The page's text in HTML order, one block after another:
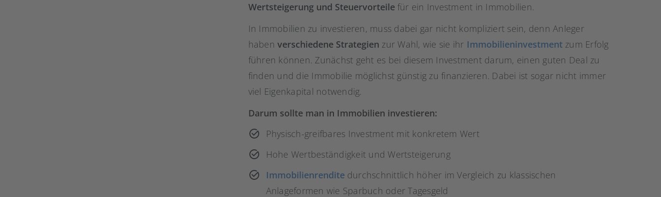
Wertsteigerung und Steuervorteilefür ein Investment in Immobilien.
In Immobilien zu investieren, muss dabei gar nicht kompliziert sein, denn Anleger
habenverschiedene Strategien zur Wahl, wie sie ihr Immobilieninvestmentzum Erfolg
führen können. Zunächst geht es bei diesem Investment darum, einen guten Deal zu
finden und die Immobilie möglichst günstig zu finanzieren. Dabei ist sogar nicht immer
viel Eigenkapital notwendig.
Darum sollte man in Immobilien investieren:
Physisch-greifbares Investment mit konkretem Wert
Hohe Wertbeständigkeit und Wertsteigerung
Immobilienrenditedurchschnittlich höher im Vergleich zu klassischen
Anlageformen wie Sparbuch oder Tagesgeld